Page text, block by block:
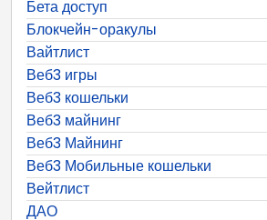
Бета доступ
Блокчейн-оракулы
Вайтлист
Веб3 игры
Веб3 кошельки
Веб3 майнинг
Веб3 Майнинг
Веб3 Мобильные кошельки
Вейтлист
ДАО